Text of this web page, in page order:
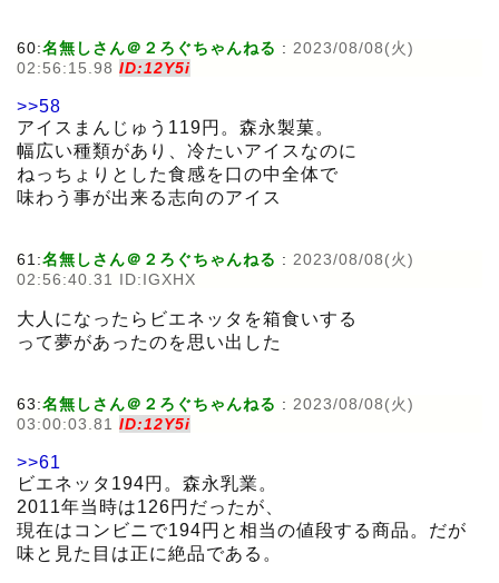
60:名無しさん＠２ろぐちゃんねる : 2023/08/08(火)
02:56:15.98 ID:12Y5i
>>58
アイスまんじゅう119円。森永製菓。
幅広い種類があり、冷たいアイスなのに
ねっちょりとした食感を口の中全体で
味わう事が出来る志向のアイス
61:名無しさん＠２ろぐちゃんねる : 2023/08/08(火)
02:56:40.31 ID:IGXHX
大人になったらビエネッタを箱食いする
って夢があったのを思い出した
63:名無しさん＠２ろぐちゃんねる : 2023/08/08(火)
03:00:03.81 ID:12Y5i
>>61
ビエネッタ194円。森永乳業。
2011年当時は126円だったが、
現在はコンビニで194円と相当の値段する商品。だが
味と見た目は正に絶品である。